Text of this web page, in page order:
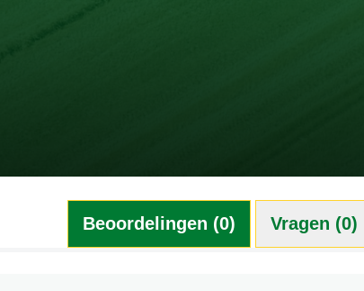
Beoordelingen (0) Vragen (0)